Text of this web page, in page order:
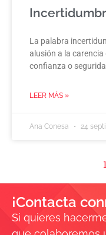
La palabra
alusión a la
confianza o
LEER MÁS »
Ana Conesa 24
1
¡Contacta
Si quieres